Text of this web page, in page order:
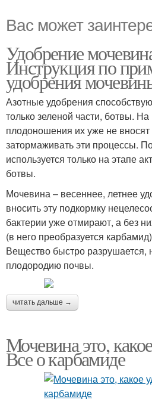
Вас может
Удобрение
Инструкция по
удобрения
Азотные удобрения
только зеленой части, ботвы.
плодоношения их уже не
затормаживать эти процессы.
используется только на этапе
ботвы.
Мочевина – весеннее, летнее
вносить эту подкормку
бактерии уже отмирают, а без
(в него преобразуется
Вещество быстро разрушается,
плодородию почвы.
читать дальше →
Мочевина это,
Все о карбамиде